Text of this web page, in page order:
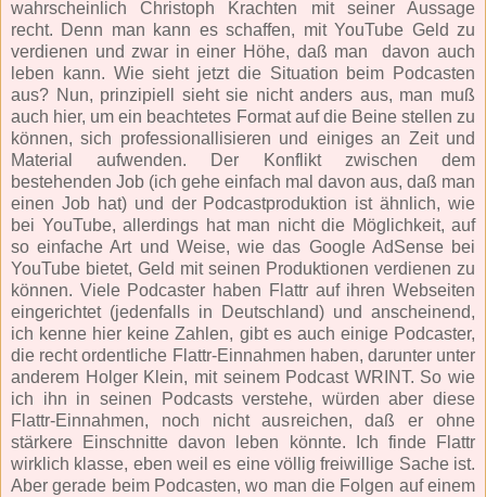
wahrscheinlich Christoph Krachten mit seiner Aussage
recht. Denn man kann es schaffen, mit YouTube Geld zu
verdienen und zwar in einer Höhe, daß man davon auch
leben kann. Wie sieht jetzt die Situation beim Podcasten
aus? Nun, prinzipiell sieht sie nicht anders aus, man muß
auch hier, um ein beachtetes Format auf die Beine stellen zu
können, sich professionallisieren und einiges an Zeit und
Material aufwenden. Der Konflikt zwischen dem
bestehenden Job (ich gehe einfach mal davon aus, daß man
einen Job hat) und der Podcastproduktion ist ähnlich, wie
bei YouTube, allerdings hat man nicht die Möglichkeit, auf
so einfache Art und Weise, wie das Google AdSense bei
YouTube bietet, Geld mit seinen Produktionen verdienen zu
können. Viele Podcaster haben Flattr auf ihren Webseiten
eingerichtet (jedenfalls in Deutschland) und anscheinend,
ich kenne hier keine Zahlen, gibt es auch einige Podcaster,
die recht ordentliche Flattr-Einnahmen haben, darunter unter
anderem Holger Klein, mit seinem Podcast WRINT. So wie
ich ihn in seinen Podcasts verstehe, würden aber diese
Flattr-Einnahmen, noch nicht ausreichen, daß er ohne
stärkere Einschnitte davon leben könnte. Ich finde Flattr
wirklich klasse, eben weil es eine völlig freiwillige Sache ist.
Aber gerade beim Podcasten, wo man die Folgen auf einem